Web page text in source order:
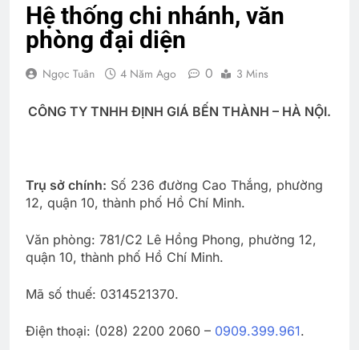
Hệ thống chi nhánh, văn
phòng đại diện
Ngọc Tuân 4 Năm Ago 0 3 Mins
CÔNG TY TNHH ĐỊNH GIÁ BẾN THÀNH – HÀ NỘI.
Trụ sở chính: Số 236 đường Cao Thắng, phường
12, quận 10, thành phố Hồ Chí Minh.
Văn phòng: 781/C2 Lê Hồng Phong, phường 12,
quận 10, thành phố Hồ Chí Minh.
Mã số thuế: 0314521370.
Điện thoại: (028) 2200 2060 – 0909.399.961.